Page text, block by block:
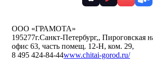
ООО «ГРАМОТА»
195277г.Санкт-Петербург,, Пироговская
офис 63, часть помещ. 12-Н, ком. 29,
8 495 424-84-44www.chitai-gorod.ru/